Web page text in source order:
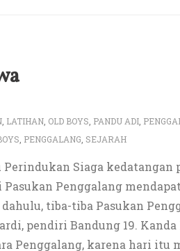
, LATIHAN, OLD BOYS PANDU ADI,
PENGGALANG SEJARAH
Siaga kedatangan
Penggalang
tiba-tiba Pasukan
pendiri Bandung 19.
Penggalang, karena hari itu